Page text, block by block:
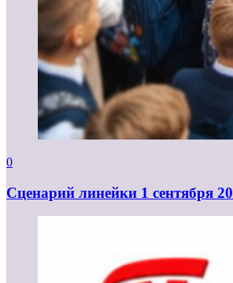
0
Cценарий линейки 1 сентября